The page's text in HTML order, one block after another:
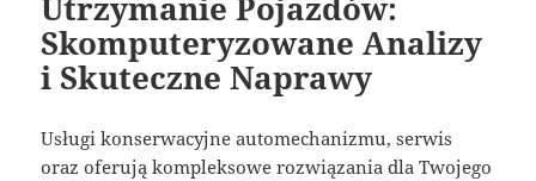
Skomputeryzowane Analizy
i Skuteczne Naprawy
Usługi konserwacyjne automechanizmu, serwis
oraz oferują kompleksowe rozwiązania dla Twojego